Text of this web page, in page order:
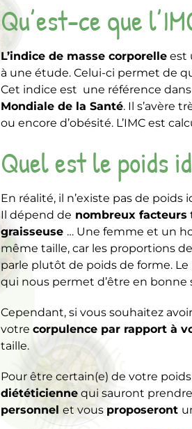
Qu’est-ce que
L’indice de masse corporelleest
à une étude. Celui-ci permet de
Cet indice est une référence
Mondiale de la Santé. Il s’avère
ou encore d’obésité. L’IMC est
Quel est le poids
En réalité, il n’existe pas de
Il dépend de nombreux facteurs
graisseuse … Une femme et un
même taille, car les proportions
parle plutôt de poids de forme.
qui nous permet d’être en bonne
Cependant, si vous souhaitez
votre corpulence par rapport à
taille.
Pour être certain(e) de votre
diététiciennequi sauront
personnel et vousproposeront